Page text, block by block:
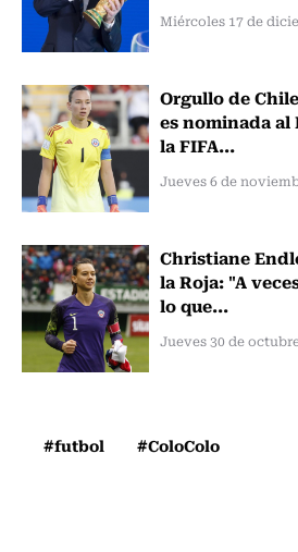
Miércoles 17 de
Orgullo de
es nominada al
la FIFA...
Jueves 6 de
Christiane
la Roja: "A
lo que...
Jueves 30 de
#futbol #ColoColo